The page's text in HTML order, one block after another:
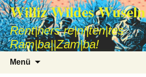
Williz Wildes Wuseln
Rent|ners re|ni|ten|tes
Ram|ba||Zam|ba!
Menü